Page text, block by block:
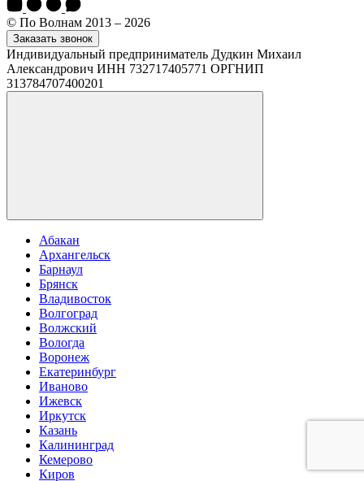
© По Волнам 2013 – 2026
Заказать звонок
Индивидуальный предприниматель Дудкин Михаил
Александрович ИНН 732717405771 ОРГНИП
313784707400201
Абакан
Архангельск
Барнаул
Брянск
Владивосток
Волгоград
Волжский
Вологда
Воронеж
Екатеринбург
Иваново
Ижевск
Иркутск
Казань
Калининград
Кемерово
Киров